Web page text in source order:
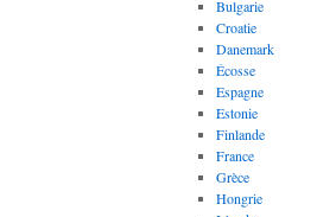
Bulgarie
Croatie
Danemark
Écosse
Espagne
Estonie
Finlande
France
Grèce
Hongrie